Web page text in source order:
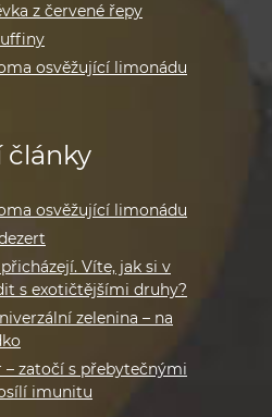
z červené řepy
osvěžující limonádu
články
osvěžující limonádu
Víte, jak si v
s exotičtějšími druhy?
zelenina – na
– zatočí s přebytečnými
imunitu